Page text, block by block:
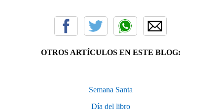
OTROS ARTÍCULOS EN ESTE BLOG:
Semana Santa
Día del libro